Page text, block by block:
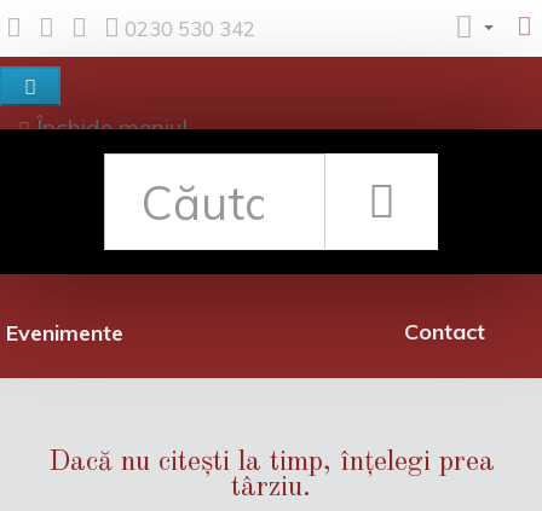
0230 530 342
Închide meniul
Evenimente
Rețea librării
Contact
Dacă nu citești la timp, înțelegi prea
târziu.